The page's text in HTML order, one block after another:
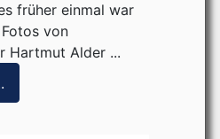
früher einmal war
von
Hartmut Alder ...